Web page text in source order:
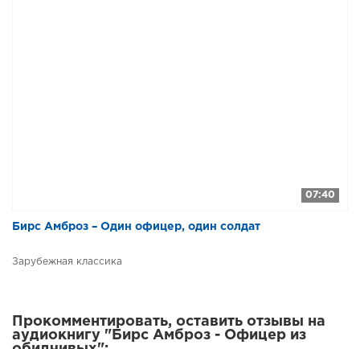
07:40
Бирс Амброз – Один офицер, один солдат
Зарубежная классика
Прокомментировать, оставить отзывы на
аудиокнигу "Бирс Амброз - Офицер из